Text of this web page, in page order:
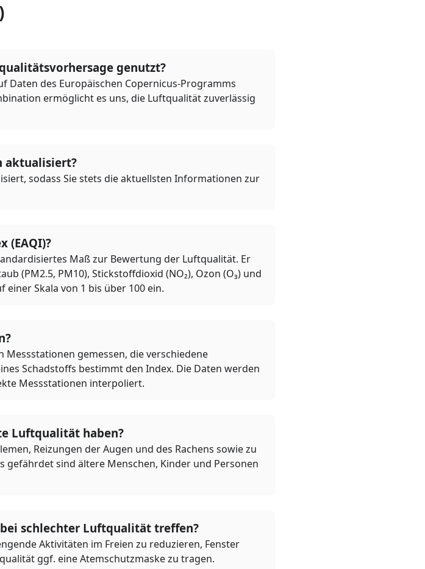
genutzt?
des Europäischen Copernicus-Programms
ermöglicht es uns, die Luftqualität zuverlässig
aktualisiert?
sodass Sie stets die aktuellsten Informationen zur
(EAQI)?
Maß zur Bewertung der Luftqualität. Er
(PM2.5, PM10), Stickstoffdioxid (NO₂), Ozon (O₃) und
Skala von 1 bis über 100 ein.
gemessen, die verschiedene
Schadstoffs bestimmt den Index. Die Daten werden
Messstationen interpoliert.
Luftqualität haben?
Reizungen der Augen und des Rachens sowie zu
sind ältere Menschen, Kinder und Personen
schlechter Luftqualität treffen?
Aktivitäten im Freien zu reduzieren, Fenster
ggf. eine Atemschutzmaske zu tragen.